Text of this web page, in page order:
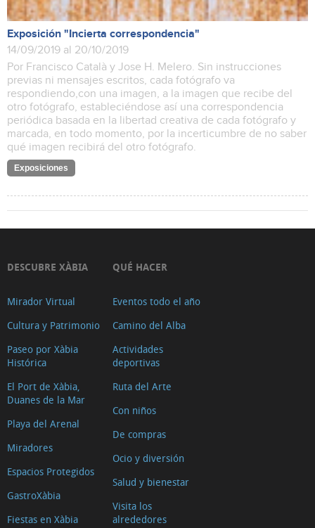
Exposición "Incierta correspondencia"
14/09/2019 al 20/10/2019
Por Francisco Català y Jose H. Melero. Sin instrucciones
previas ni mensajes escritos, cada fotógrafo va
respondiendo,con una imagen, a la imagen que recibe del
otro fotógrafo, estableciéndose así una correspondencia
periódica basada en la libertad creativa de cada fotógrafo y
marcada, en todo momento, por la incerticumbre de no saber
qué imagen recibirá del otro fotógrafo.
Exposiciones
DESCUBRE XÀBIA
Mirador Virtual
Cultura y Patrimonio
Paseo por Xàbia
Histórica
El Port de Xàbia,
Duanes de la Mar
Playa del Arenal
Miradores
Espacios Protegidos
GastroXàbia
Fiestas en Xàbia
QUÉ HACER
Eventos todo el año
Camino del Alba
Actividades
deportivas
Ruta del Arte
Con niños
De compras
Ocio y diversión
Salud y bienestar
Visita los
alrededores